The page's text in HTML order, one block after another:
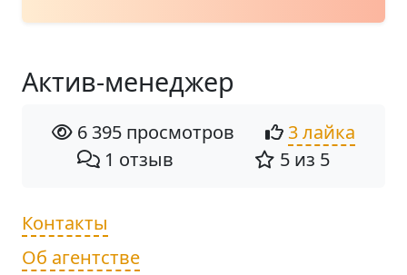
Актив-менеджер
6 395 просмотров
3 лайка
1 отзыв
5 из 5
Контакты
Об агентстве